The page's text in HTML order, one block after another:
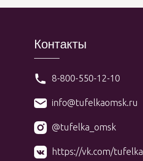
Контакты
@tufelka_omsk
https://vk.com/
8-800-550-12-10
info@tufelkaomsk.ru